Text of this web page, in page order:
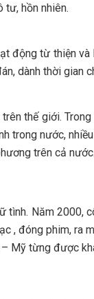
tư, hồn nhiên.
động từ thiện
dành thời gian
thế giới.
trong nước,
trên cả nước.
Năm
, đóng phim, ra
Mỹ từng được